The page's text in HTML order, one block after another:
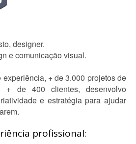
designer.
e comunicação visual.
+ de 3.000 projetos de
+ de 400 clientes, desenvolvo
e estratégia para ajudar
profissional: